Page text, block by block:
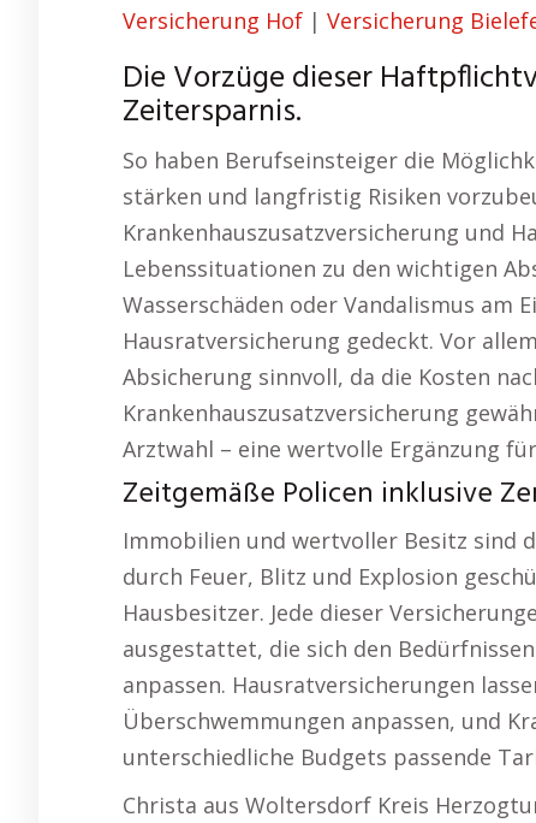
Versicherung Hof | Versicherung
Die Vorzüge dieser
Zeitersparnis.
So haben Berufseinsteiger die
stärken und langfristig Risiken
Krankenhauszusatzversicherung und
Lebenssituationen zu den wichtigen
Wasserschäden oder Vandalismus am
Hausratversicherung gedeckt. Vor
Absicherung sinnvoll, da die Kosten
Krankenhauszusatzversicherung
Arztwahl – eine wertvolle Ergänzung
Zeitgemäße Policen inklusive
Immobilien und wertvoller Besitz sind
durch Feuer, Blitz und Explosion
Hausbesitzer. Jede dieser
ausgestattet, die sich den
anpassen. Hausratversicherungen
Überschwemmungen anpassen, und
unterschiedliche Budgets passende
Christa aus Woltersdorf Kreis